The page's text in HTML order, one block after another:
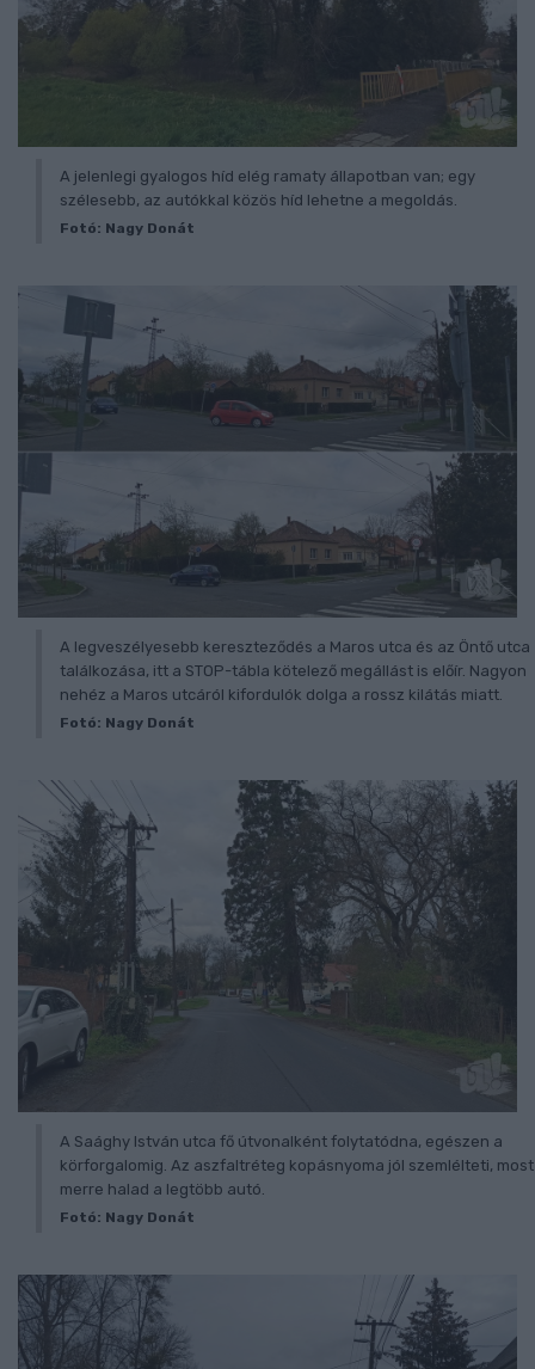
A jelenlegi gyalogos híd elég ramaty állapotban van; egy
szélesebb, az autókkal közös híd lehetne a megoldás.
Fotó: Nagy Donát
A legveszélyesebb kereszteződés a Maros utca és az Öntő utca
találkozása, itt a STOP-tábla kötelező megállást is előír. Nagyon
nehéz a Maros utcáról kifordulók dolga a rossz kilátás miatt.
Fotó: Nagy Donát
A Saághy István utca fő útvonalként folytatódna, egészen a
körforgalomig. Az aszfaltréteg kopásnyoma jól szemlélteti, most
merre halad a legtöbb autó.
Fotó: Nagy Donát